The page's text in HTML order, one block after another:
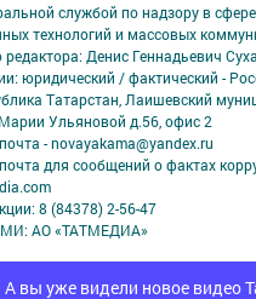
А вы уже видели новое видео
службой по надзору в сфере
технологий и массовых
Денис Геннадьевич
юридический / фактический -
Татарстан, Лаишевский
Ульяновой д.56, офис 2
- novayakama@yandex.ru
для сообщений о фактах
8 (84378) 2-56-47
АО «ТАТМЕДИА»
политика
использует «cookie»для